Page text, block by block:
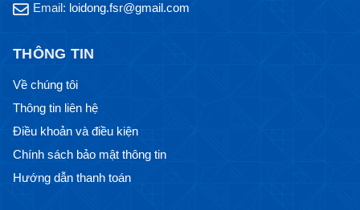
Email: loidong.fsr@gmail.com
THÔNG TIN
Về chúng tôi
Thông tin liên hệ
Điều khoản và điều kiện
Chính sách bảo mật thông tin
Hướng dẫn thanh toán